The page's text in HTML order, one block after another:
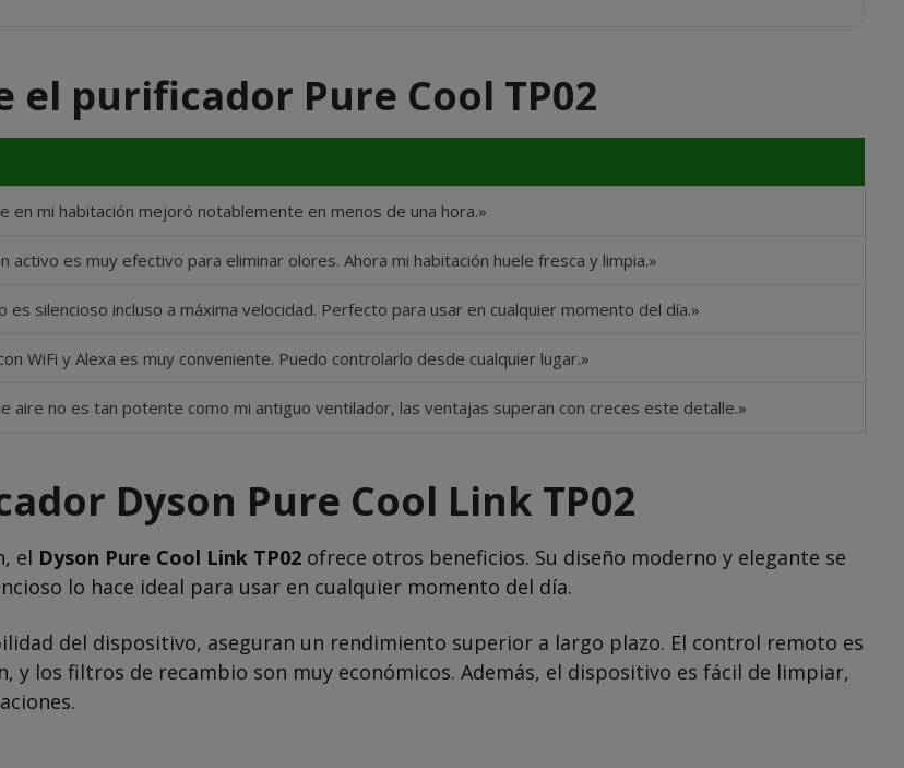
el purificador Pure Cool TP02
en mi habitación mejoró notablemente en menos de una hora.»
activo es muy efectivo para eliminar olores. Ahora mi habitación huele fresca y limpia.»
es silencioso incluso a máxima velocidad. Perfecto para usar en cualquier momento del día.»
WiFi y Alexa es muy conveniente. Puedo controlarlo desde cualquier lugar.»
aire no es tan potente como mi antiguo ventilador, las ventajas superan con creces este detalle.»
Dyson Pure Cool Link TP02
el Dyson Pure Cool Link TP02 ofrece otros beneficios. Su diseño moderno y elegante se
lo hace ideal para usar en cualquier momento del día.
del dispositivo, aseguran un rendimiento superior a largo plazo. El control remoto es
y los filtros de recambio son muy económicos. Además, el dispositivo es fácil de limpiar,